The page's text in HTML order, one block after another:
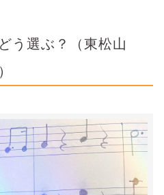
う選ぶ？（東松山